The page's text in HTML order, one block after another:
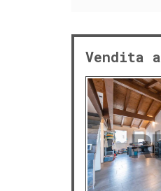
Vendita